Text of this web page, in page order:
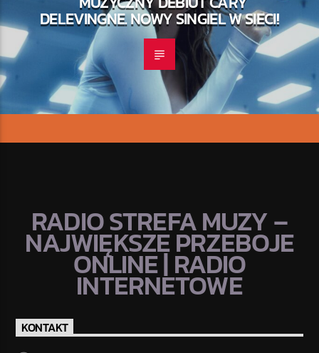
DELEVINGNE. NOWY SINGIEL W SIECI!
RADIO STREFA MUZY –
NAJWIĘKSZE PRZEBOJE
ONLINE | RADIO
INTERNETOWE
KONTAKT